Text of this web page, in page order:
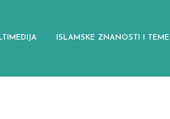
ISLAMSKE ZNANOSTI I TEME